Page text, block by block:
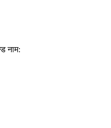
नाम: